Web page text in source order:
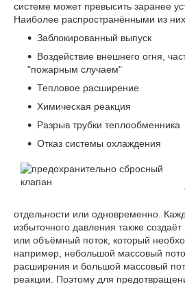
системе может превысить заранее
Наиболее распространёнными из
Заблокированный выпуск
Воздействие внешнего огня,
"пожарным случаем"
Тепловое расширение
Химическая реакция
Разрыв трубки теплообменника
Отказ системы охлаждения
отдельности или одновременно.
избыточного давления также
или объёмный поток, который
например, небольшой массовый
расширения и большой массовый
реакции. Поэтому для